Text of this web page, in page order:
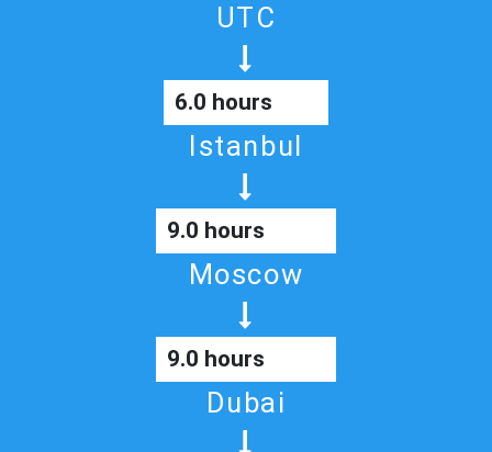
UTC
6.0 hours
Istanbul
9.0 hours
Moscow
9.0 hours
Dubai